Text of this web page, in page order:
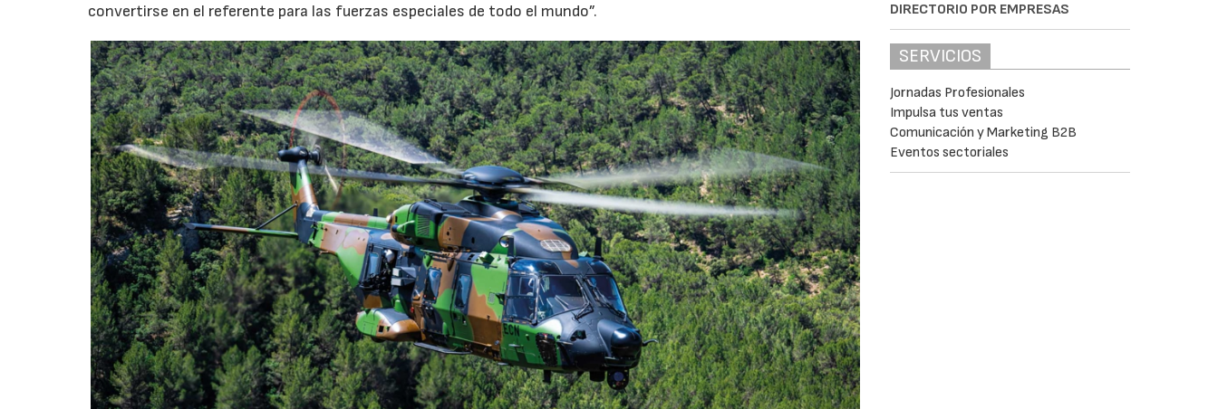
convertirse en el referente para las fuerzas especiales de todo el mundo”.
DIRECTORIO POR EMPRESAS
SERVICIOS
Jornadas Profesionales
Impulsa tus ventas
Comunicación y Marketing B2B
Eventos sectoriales